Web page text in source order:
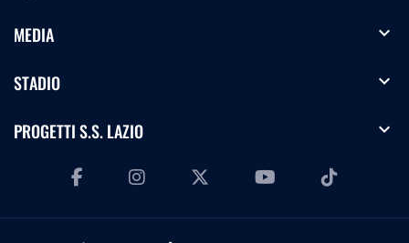
MEDIA expand_more
STADIO expand_more
PROGETTI S.S. LAZIO expand_more